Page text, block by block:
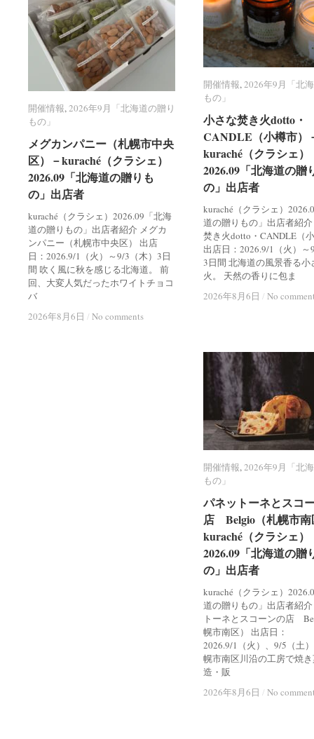
開催情報,2026年9月「北
もの」
小さな焚き火dotto・
CANDLE（小樽市）
kuraché（クラシェ）
2026.09「北海道の贈
の」出店者
kuraché（クラシェ）
道の贈りもの」出店者紹
焚き火dotto・CANDLE（
出店日：2026.9/1（火）～
3日間 北海道の風景香る小
火。 天然の香りに包ま
2026年8月6日 / No
開催情報 2026年9月「北
もの」
小さな焚き火dotto・
CANDLE（小樽市）
kuraché（クラシェ）
2026.09「北海道の贈
の」出店者
2026年8月6日 / No
開催情報,2026年9月「北海道の贈り
もの」
メグカンパニー（札幌市中央
区）－kuraché（クラシェ）
2026.09「北海道の贈りも
の」出店者
kuraché（クラシェ）2026.09「北海
道の贈りもの」出店者紹介 メグカ
ンパニー（札幌市中央区） 出店
日：2026.9/1（火）～9/3（木）3日
間 吹く風に秋を感じる北海道。 前
回、大変人気だったホワイトチョコ
バ
2026年8月6日 / No comments
開催情報 2026年9月「北海道の贈り
もの」
メグカンパニー（札幌市中央
区）－kuraché（クラシェ）
2026.09「北海道の贈りも
の」出店者
2026年8月6日 / No comments
開催情報,2026年9月「北
もの」
パネットーネとスコ
店 Belgio（札幌市南
kuraché（クラシェ）
2026.09「北海道の贈
の」出店者
kuraché（クラシェ）
道の贈りもの」出店者紹
トーネとスコーンの店
幌市南区） 出店日：
2026.9/1（火）、9/5（土
幌市南区川沿の工房で焼
造・販
2026年8月6日 / No
開催情報 2026年9月「北
もの」
パネットーネとスコ
店 Belgio（札幌市南
kuraché（クラシェ）
2026.09「北海道の贈
の」出店者
2026年8月6日 / No